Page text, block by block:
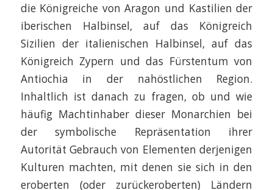
die Königreiche von Aragon und Kastilien der
iberischen Halbinsel, auf das Königreich
Sizilien der italienischen Halbinsel, auf das
Königreich Zypern und das Fürstentum von
Antiochia in der nahöstlichen Region.
Inhaltlich ist danach zu fragen, ob und wie
häufig Machtinhaber dieser Monarchien bei
der symbolische Repräsentation ihrer
Autorität Gebrauch von Elementen derjenigen
Kulturen machten, mit denen sie sich in den
eroberten (oder zurückeroberten) Ländern